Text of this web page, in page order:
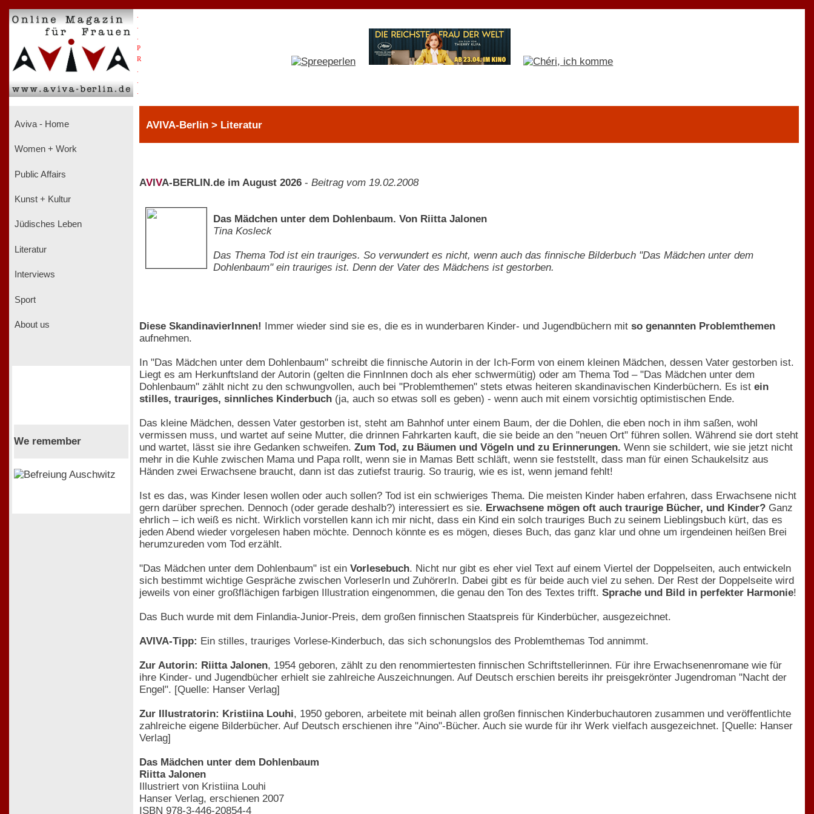
P
R
Aviva - Home
Women + Work
Public Affairs
Kunst + Kultur
Jüdisches Leben
Literatur
Interviews
Sport
About us
We remember
AVIVA-Berlin > Literatur
AV VA-BERLIN.de im August 2026 - Beitrag vom 19.02.2008
Das Mädchen unter dem Dohlenbaum. Von Riitta Jalonen
Tina Kosleck
Das Thema Tod ist ein trauriges. So verwundert es nicht, wenn auch das finnische Bilderbuch "Das Mädchen unter dem
Dohlenbaum" ein trauriges ist. Denn der Vater des Mädchens ist gestorben.
Diese SkandinavierInnen! Immer wieder sind sie es, die es in wunderbaren Kinder- und Jugendbüchern mit so genannten Problemthemen
aufnehmen.
In "Das Mädchen unter dem Dohlenbaum" schreibt die finnische Autorin in der Ich-Form von einem kleinen Mädchen, dessen Vater gestorben ist.
Liegt es am Herkunftsland der Autorin (gelten die FinnInnen doch als eher schwermütig) oder am Thema Tod – "Das Mädchen unter dem
Dohlenbaum" zählt nicht zu den schwungvollen, auch bei "Problemthemen" stets etwas heiteren skandinavischen Kinderbüchern. Es ist ein
stilles, trauriges, sinnliches Kinderbuch (ja, auch so etwas soll es geben) - wenn auch mit einem vorsichtig optimistischen Ende.
Das kleine Mädchen, dessen Vater gestorben ist, steht am Bahnhof unter einem Baum, der die Dohlen, die eben noch in ihm saßen, wohl
vermissen muss, und wartet auf seine Mutter, die drinnen Fahrkarten kauft, die sie beide an den "neuen Ort" führen sollen. Während sie dort steht
und wartet, lässt sie ihre Gedanken schweifen. Zum Tod, zu Bäumen und Vögeln und zu Erinnerungen. Wenn sie schildert, wie sie jetzt nicht
mehr in die Kuhle zwischen Mama und Papa rollt, wenn sie in Mamas Bett schläft, wenn sie feststellt, dass man für einen Schaukelsitz aus
Händen zwei Erwachsene braucht, dann ist das zutiefst traurig. So traurig, wie es ist, wenn jemand fehlt!
Ist es das, was Kinder lesen wollen oder auch sollen? Tod ist ein schwieriges Thema. Die meisten Kinder haben erfahren, dass Erwachsene nicht
gern darüber sprechen. Dennoch (oder gerade deshalb?) interessiert es sie. Erwachsene mögen oft auch traurige Bücher, und Kinder? Ganz
ehrlich – ich weiß es nicht. Wirklich vorstellen kann ich mir nicht, dass ein Kind ein solch trauriges Buch zu seinem Lieblingsbuch kürt, das es
jeden Abend wieder vorgelesen haben möchte. Dennoch könnte es es mögen, dieses Buch, das ganz klar und ohne um irgendeinen heißen Brei
herumzureden vom Tod erzählt.
"Das Mädchen unter dem Dohlenbaum" ist ein Vorlesebuch. Nicht nur gibt es eher viel Text auf einem Viertel der Doppelseiten, auch entwickeln
sich bestimmt wichtige Gespräche zwischen VorleserIn und ZuhörerIn. Dabei gibt es für beide auch viel zu sehen. Der Rest der Doppelseite wird
jeweils von einer großflächigen farbigen Illustration eingenommen, die genau den Ton des Textes trifft. Sprache und Bild in perfekter Harmonie!
Das Buch wurde mit dem Finlandia-Junior-Preis, dem großen finnischen Staatspreis für Kinderbücher, ausgezeichnet.
AVIVA-Tipp: Ein stilles, trauriges Vorlese-Kinderbuch, das sich schonungslos des Problemthemas Tod annimmt.
Zur Autorin: Riitta Jalonen, 1954 geboren, zählt zu den renommiertesten finnischen Schriftstellerinnen. Für ihre Erwachsenenromane wie für
ihre Kinder- und Jugendbücher erhielt sie zahlreiche Auszeichnungen. Auf Deutsch erschien bereits ihr preisgekrönter Jugendroman "Nacht der
Engel". [Quelle: Hanser Verlag]
Zur Illustratorin: Kristiina Louhi, 1950 geboren, arbeitete mit beinah allen großen finnischen Kinderbuchautoren zusammen und veröffentlichte
zahlreiche eigene Bilderbücher. Auf Deutsch erschienen ihre "Aino"-Bücher. Auch sie wurde für ihr Werk vielfach ausgezeichnet. [Quelle: Hanser
Verlag]
Das Mädchen unter dem Dohlenbaum
Riitta Jalonen
Illustriert von Kristiina Louhi
Hanser Verlag, erschienen 2007
ISBN 978-3-446-20854-4